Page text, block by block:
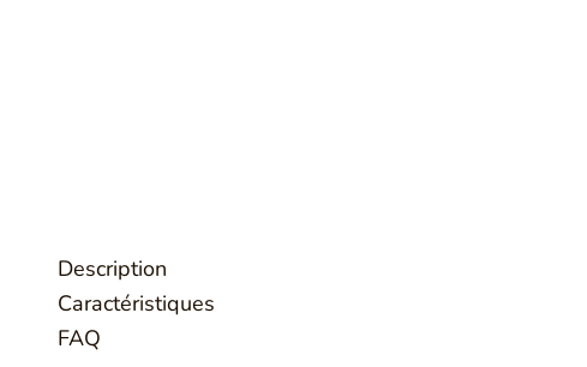
Description
Caractéristiques
FAQ